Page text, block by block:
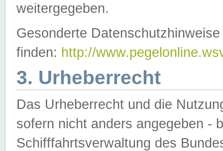
weitergegeben.
Gesonderte
finden: http://
3. Urheberrecht
Das Urheberrecht und die
sofern nicht anders angegeben -
Schifffahrtsverwaltung des